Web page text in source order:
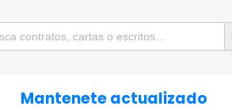
Mantenete actualizado